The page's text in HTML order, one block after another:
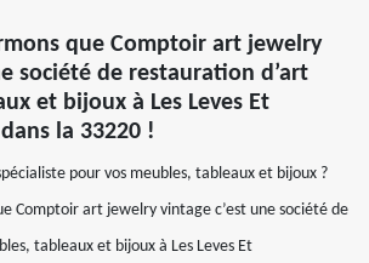
que Comptoir art jewelry
société de restauration d’art
et bijoux à Les Leves Et
la 33220 !
pour vos meubles, tableaux et bijoux ?
Comptoir art jewelry vintage c’est une société de
tableaux et bijoux à Les Leves Et